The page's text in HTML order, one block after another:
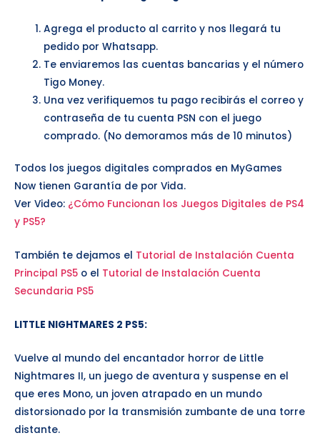
Agrega el producto al carrito y nos llegará tu
pedido por Whatsapp.
Te enviaremos las cuentas bancarias y el número
Tigo Money.
Una vez verifiquemos tu pago recibirás el correo y
contraseña de tu cuenta PSN con el juego
comprado. (No demoramos más de 10 minutos)
Todos los juegos digitales comprados en MyGames
Now tienen Garantía de por Vida.
Ver Video: ¿Cómo Funcionan los Juegos Digitales de PS4
y PS5?
También te dejamos el Tutorial de Instalación Cuenta
Principal PS5 o el Tutorial de Instalación Cuenta
Secundaria PS5
LITTLE NIGHTMARES 2 PS5:
Vuelve al mundo del encantador horror de Little
Nightmares II, un juego de aventura y suspense en el
que eres Mono, un joven atrapado en un mundo
distorsionado por la transmisión zumbante de una torre
distante.